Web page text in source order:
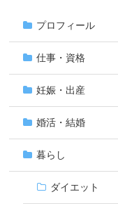
プロフィール
仕事・資格
妊娠・出産
婚活・結婚
暮らし
ダイエット